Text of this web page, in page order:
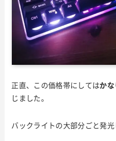
正直、この価格帯にしてはか
じました。
バックライトの大部分ごと発